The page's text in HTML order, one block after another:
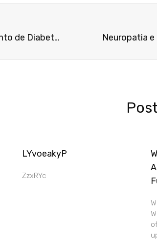
Diagnóstico e Tratamento de Diabetes Mellitus Neuropatia
LYvoeakyP
ZzxRYc